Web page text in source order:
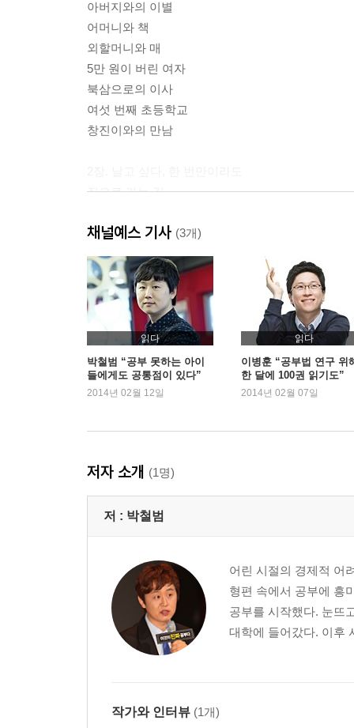
아버지와의 이별
어머니와 책
외할머니와 매
5만 원이 버린 여자
북삼으로의 이사
여섯 번째 초등학교
창진이와의 만남
집으로 가는 길
이소희 선생님의 매
커닝페이퍼의 추억
공부는 코스모스와 같은 것
마지막 밸런타인데이
구미고등학교의 입학식
소외되는 자
쓰레기통으로 간 수학의 정석
날고 싶다, 한 번만이라도
그 녀석의 조언
3장. 빠르게 성장하는 공부의 비결
또 다시 부는 바람
빠르게 성장하는 공부의 비결
찢겨진 가족
한 달간의 경남고등학교 생활
공부만 할 수만 있다면
경신고의 포스
피바다 선생님의 Knee kick
채널예스 기사 (3개)
읽다
박철범 “공부 못하는 아이
들에게도 공통점이 있다”
2014년 02월 12일
읽다
이병훈 “공부법 연구 위
한 달에 100권 읽기도”
2014년 02월 07일
저자 소개 (1명)
저 : 박철범
어린 시절의 경제적 어
형편 속에서 공부에 흥
공부를 시작했다. 눈뜨
대학에 들어갔다. 이후
작가와 인터뷰 (1개)